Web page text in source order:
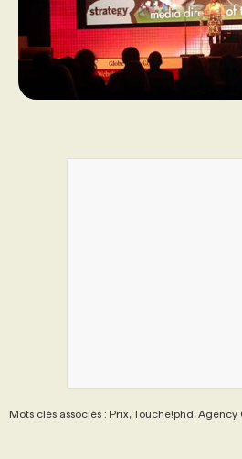
PROGRAMMES DE
FAQ
ANNONCEZ AVEC NOUS
Mots clés associés : Prix, Touche!phd, Agency